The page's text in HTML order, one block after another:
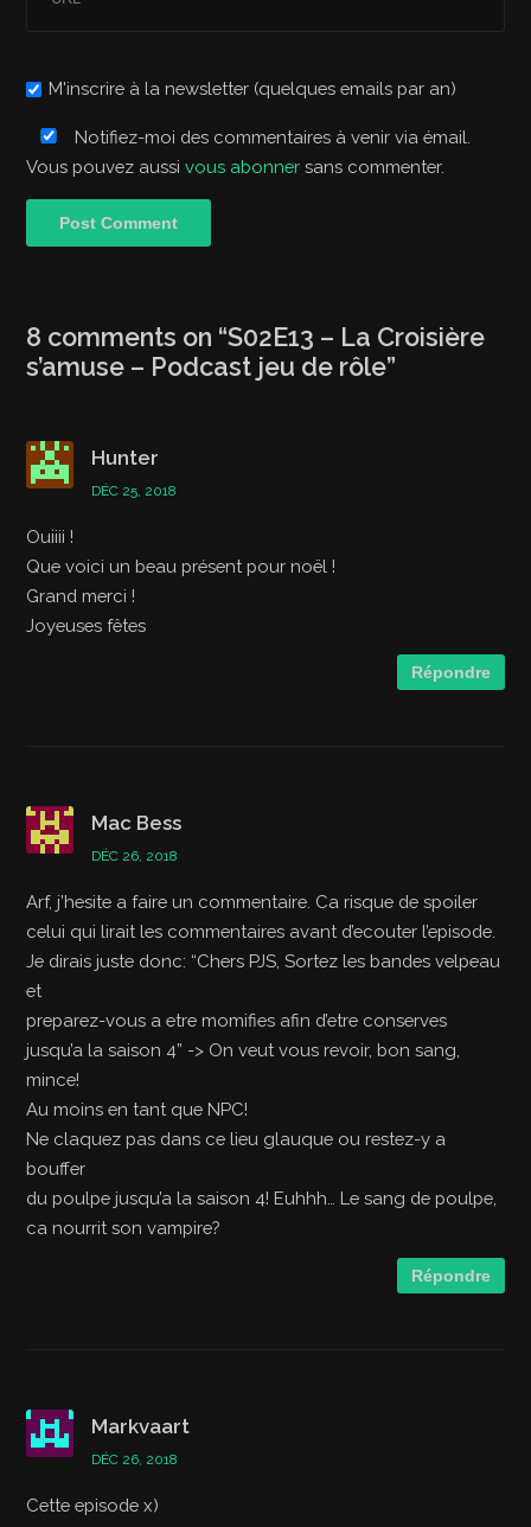
M'inscrire à la newsletter (quelques emails par an)
Notifiez-moi des commentaires à venir via émail.
Vous pouvez aussivous abonner sans commenter.
8 comments on “S02E13 – La Croisière
s’amuse – Podcast jeu de rôle”
Hunter
DÉC 25, 2018
Ouiiii !
Que voici un beau présent pour noël !
Grand merci !
Joyeuses fêtes
Répondre
Mac Bess
DÉC 26, 2018
Arf, j’hesite a faire un commentaire. Ca risque de spoiler
celui qui lirait les commentaires avant d’ecouter l’episode.
Je dirais juste donc: “Chers PJS, Sortez les bandes velpeau
et
preparez-vous a etre momifies afin d’etre conserves
jusqu’a la saison 4” -> On veut vous revoir, bon sang,
mince!
Au moins en tant que NPC!
Ne claquez pas dans ce lieu glauque ou restez-y a
bouffer
du poulpe jusqu’a la saison 4! Euhhh… Le sang de poulpe,
ca nourrit son vampire?
Répondre
Markvaart
DÉC 26, 2018
Cette episode x)